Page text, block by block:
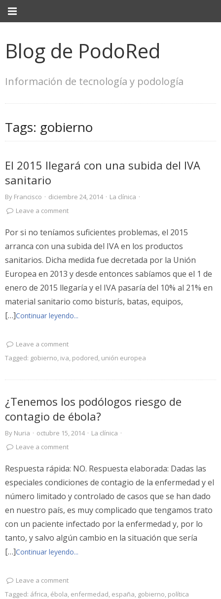
Blog de PodoRed
Información de tecnología y podología
Tags: gobierno
El 2015 llegará con una subida del IVA
sanitario
By Francisco · diciembre 24, 2014 · La clínica ·
Leave a comment
Por si no teníamos suficientes problemas, el 2015
arranca con una subida del IVA en los productos
sanitarios. Dicha medida fue decretada por la Unión
Europea en 2013 y desde entonces sabíamos que el 1 de
enero de 2015 llegaría y el IVA pasaría del 10% al 21% en
material sanitario como bisturís, batas, equipos,
[…]Continuar leyendo...
Leave a comment
Tagged: gobierno, iva, podored, unión europea
¿Tenemos los podólogos riesgo de
contagio de ébola?
By Nuria · octubre 15, 2014 · La clínica ·
Leave a comment
Respuesta rápida: NO. Respuesta elaborada: Dadas las
especiales condiciones de contagio de la enfermedad y el
número limitado y controlado de casos que se han dado
en nuestro país, es muy complicado que tengamos trato
con un paciente infectado por la enfermedad y, por lo
tanto, y salvo algún cambio en la situación que sería
[…]Continuar leyendo...
Leave a comment
Tagged: áfrica, ébola, enfermedad, españa, gobierno, política